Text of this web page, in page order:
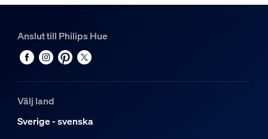
Anslut till Philips Hue
Välj land
Sverige - svenska